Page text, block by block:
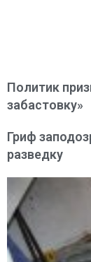
Политик
забастовку»
Гриф
разведку